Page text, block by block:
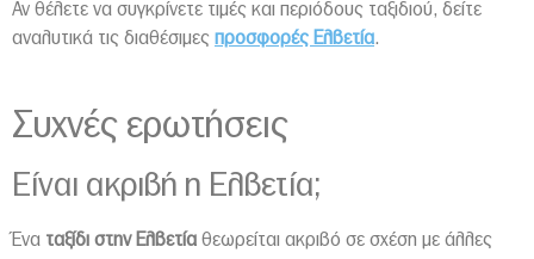
Αν θέλετε να συγκρίνετε τιμές και περιόδους ταξιδιού, δείτε
αναλυτικά τις διαθέσιμες προσφορές Ελβετία.
Συχνές ερωτήσεις
Είναι ακριβή η Ελβετία;
Ένα ταξίδι στην Ελβετία θεωρείται ακριβό σε σχέση με άλλες